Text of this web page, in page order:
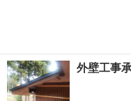
外壁工事